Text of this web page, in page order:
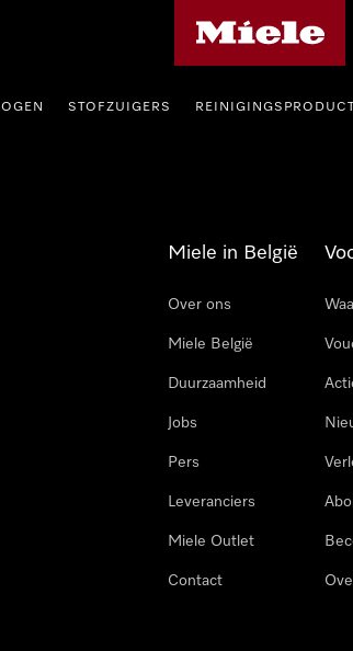
STOFZUIGERS
Miele in België
Over ons
Miele België
Duurzaamheid
Jobs
Pers
Leveranciers
Miele Outlet
Contact